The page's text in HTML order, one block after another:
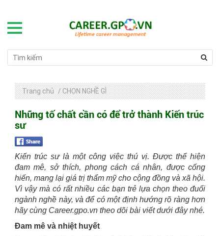
Trang chủ / CHỌN NGHỀ GÌ
Những tố chất cần có để trở thành Kiến trúc
sư
Kiến trúc sư là một công việc thú vị. Được thể hiện
đam mê, sở thích, phong cách cá nhân, được cống
hiến, mang lại giá trị thẩm mỹ cho cộng đồng và xã hội.
Vì vậy mà có rất nhiều các bạn trẻ lựa chọn theo đuổi
ngành nghề này, và để có một định hướng rõ ràng hơn
hãy cùng Career.gpo.vn theo dõi bài viết dưới đây nhé.
Đam mê và nhiệt huyết